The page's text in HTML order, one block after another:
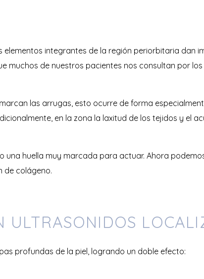
integrantes de la región periorbitaria dan
muchos de nuestros pacientes nos consultan por
las arrugas, esto ocurre de forma
en la zona la laxitud de los tejidos y el
huella muy marcada para actuar. Ahora
de colágeno.
ULTRASONIDOS
profundas de la piel, logrando un doble efecto: